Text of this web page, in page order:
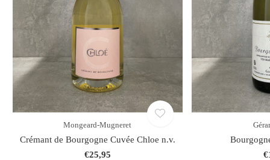
Mongeard-Mugneret
Crémant de Bourgogne Cuvée Chloe n.v.
€25,95